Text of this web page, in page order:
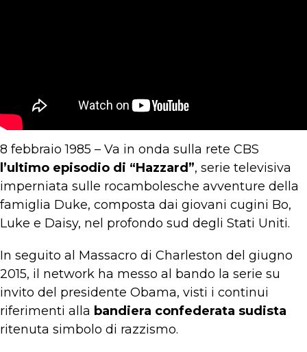
8 febbraio 1985 – Va in onda sulla rete CBS
l’ultimo episodio di “Hazzard”, serie televisiva
imperniata sulle rocambolesche avventure della
famiglia Duke, composta dai giovani cugini Bo,
Luke e Daisy, nel profondo sud degli Stati Uniti.
In seguito al Massacro di Charleston del giugno
2015, il network ha messo al bando la serie su
invito del presidente Obama, visti i continui
riferimenti alla bandiera confederata sudista
ritenuta simbolo di razzismo.